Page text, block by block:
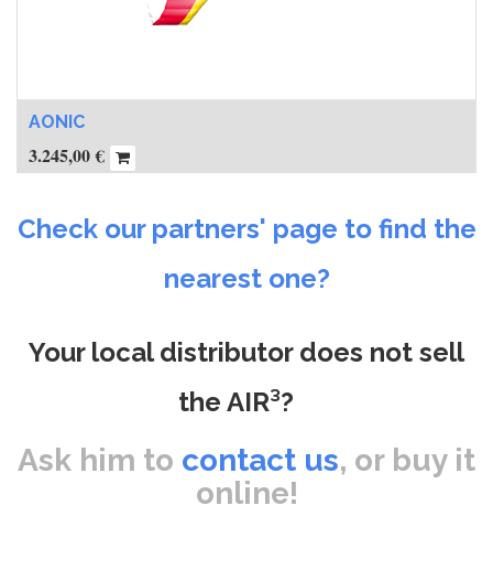
AONIC
3.245,00€
Check our partners' page to find the
nearest one?
Your local distributor does not sell
the AIR³?
Ask him to contact us, or buy it
online!